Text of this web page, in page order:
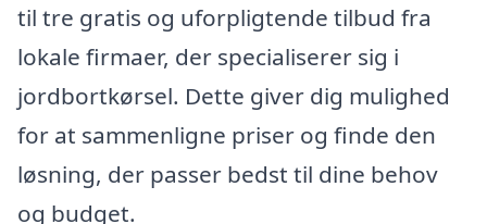
til tre gratis og uforpligtende tilbud fra
lokale firmaer, der specialiserer sig i
jordbortkørsel. Dette giver dig mulighed
for at sammenligne priser og finde den
løsning, der passer bedst til dine behov
og budget.